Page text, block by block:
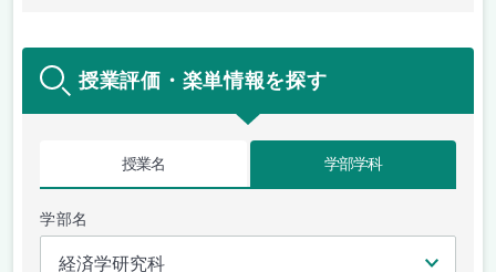
授業評価・楽単情報を探す
授業名 学部学科
学部名